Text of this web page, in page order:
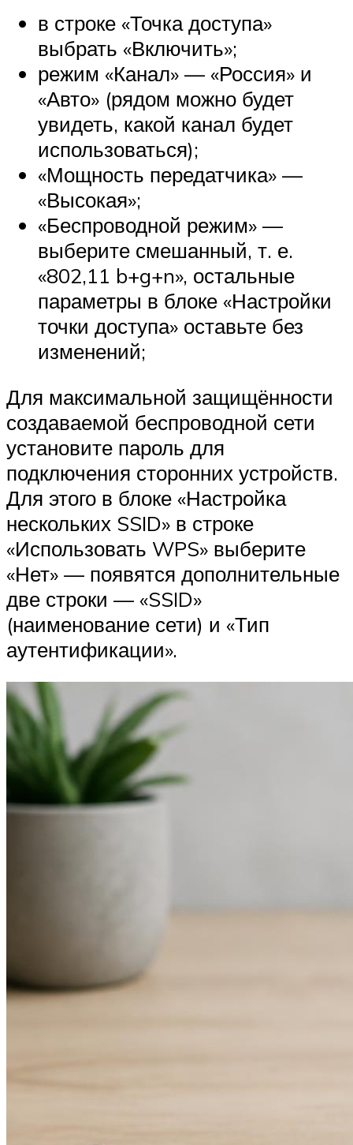
в строке «Точка доступа»
выбрать «Включить»;
режим «Канал» — «Россия» и
«Авто» (рядом можно будет
увидеть, какой канал будет
использоваться);
«Мощность передатчика» —
«Высокая»;
«Беспроводной режим» —
выберите смешанный, т. е.
«802,11 b+g+n», остальные
параметры в блоке «Настройки
точки доступа» оставьте без
изменений;
Для максимальной защищённости
создаваемой беспроводной сети
установите пароль для
подключения сторонних устройств.
Для этого в блоке «Настройка
нескольких SSID» в строке
«Использовать WPS» выберите
«Нет» — появятся дополнительные
две строки — «SSID»
(наименование сети) и «Тип
аутентификации».